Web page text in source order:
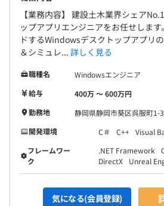
【業務内容】 建設土木業界シェア
ップアプリエンジニアをお任せしま
ドするWindowsデスクトップアプリ
＆シミュレ... 詳しく見る
職種名
Windowsエンジニア
給与
400万 〜 600万円
勤務地
静岡県静岡市葵区呉服町1-
開発環境
C＃ C++ Visual
フレームワー
ク
.NET Framework
DirectX
Unreal
気になる(会員登録)